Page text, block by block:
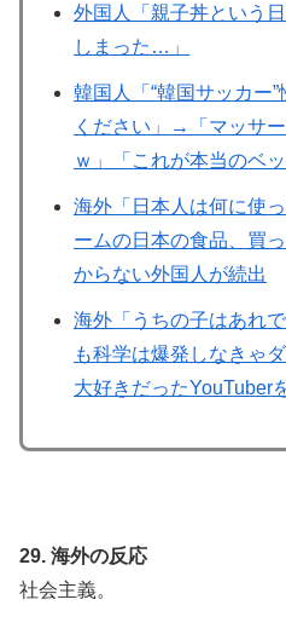
外国人「親子丼という
しまった…」
韓国人「“韓国サッカー
ください」→「マッサ
ｗ」「これが本当のベ
海外「日本人は何に使
ームの日本の食品、買
からない外国人が続出
海外「うちの子はあれ
も科学は爆発しなきゃ
大好きだったYouTuber
29. 海外の反応
社会主義。